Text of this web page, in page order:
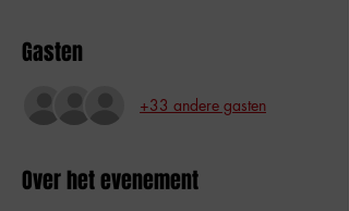
Gasten
+33 andere gasten
Over het evenement